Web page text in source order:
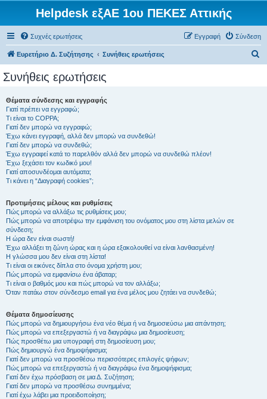
Helpdesk εξΑΕ 1ου ΠΕΚΕΣ Αττικής
Συχνές ερωτήσεις Σύνδεση
Εγγραφή
Ευρετήριο Δ. Συζήτησης Συνήθεις ερωτήσεις
Συνήθεις ερωτήσεις
Θέματα σύνδεσης και εγγραφής
Γιατί πρέπει να εγγραφώ;
Τι είναι το COPPA;
Γιατί δεν μπορώ να εγγραφώ;
Έχω κάνει εγγραφή, αλλά δεν μπορώ να συνδεθώ!
Γιατί δεν μπορώ να συνδεθώ;
Έχω εγγραφεί κατά το παρελθόν αλλά δεν μπορώ να συνδεθώ πλέον!
Έχω ξεχάσει τον κωδικό μου!
Γιατί αποσυνδέομαι αυτόματα;
Τι κάνει η “Διαγραφή cookies”;
Προτιμήσεις μέλους και ρυθμίσεις
Πώς μπορώ να αλλάξω τις ρυθμίσεις μου;
Πώς μπορώ να αποτρέψω την εμφάνιση του ονόματος μου στη λίστα μελών σε
σύνδεση;
Η ώρα δεν είναι σωστή!
Έχω αλλάξει τη ζώνη ώρας και η ώρα εξακολουθεί να είναι λανθασμένη!
Η γλώσσα μου δεν είναι στη λίστα!
Τι είναι οι εικόνες δίπλα στο όνομα χρήστη μου;
Πώς μπορώ να εμφανίσω ένα άβαταρ;
Τι είναι ο βαθμός μου και πώς μπορώ να τον αλλάξω;
Όταν πατάω στον σύνδεσμο email για ένα μέλος μου ζητάει να συνδεθώ;
Θέματα δημοσίευσης
Πώς μπορώ να δημιουργήσω ένα νέο θέμα ή να δημοσιεύσω μια απάντηση;
Πώς μπορώ να επεξεργαστώ ή να διαγράψω μια δημοσίευση;
Πώς προσθέτω μια υπογραφή στη δημοσίευση μου;
Πώς δημιουργώ ένα δημοψήφισμα;
Γιατί δεν μπορώ να προσθέσω περισσότερες επιλογές ψήφων;
Πώς μπορώ να επεξεργαστώ ή να διαγράψω ένα δημοψήφισμα;
Γιατί δεν έχω πρόσβαση σε μια Δ. Συζήτηση;
Γιατί δεν μπορώ να προσθέσω συνημμένα;
Γιατί έχω λάβει μια προειδοποίηση;